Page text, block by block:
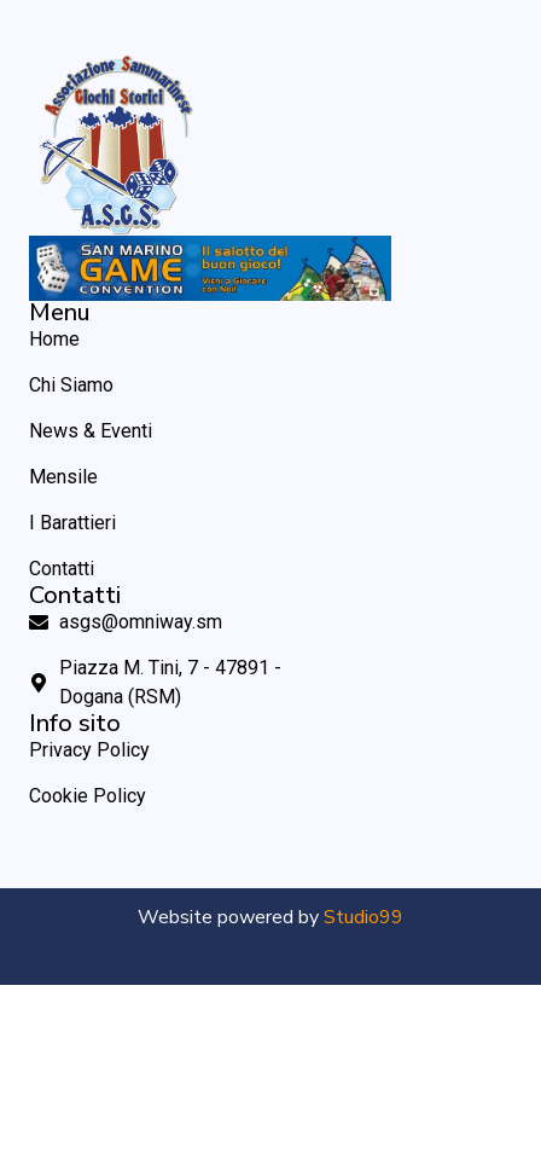
Menu
Home
Chi Siamo
News & Eventi
Mensile
I Barattieri
Contatti
Contatti
asgs@omniway.sm
Piazza M. Tini, 7 - 47891 -
Dogana (RSM)
Info sito
Privacy Policy
Cookie Policy
Website powered byStudio99